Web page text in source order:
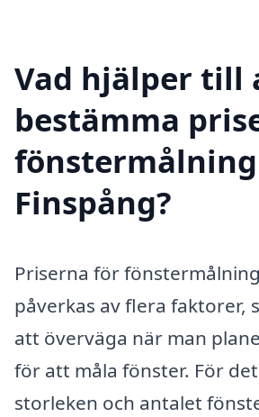
Vad hjälper till
bestämma
Finspång?
Priserna för
påverkas av flera faktorer,
att överväga när man
för att måla fönster. För
storleken och antalet